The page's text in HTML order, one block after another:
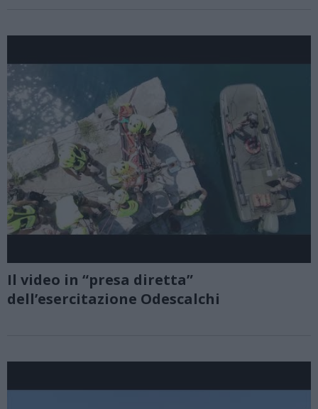
Il video in “presa diretta”
dell’esercitazione Odescalchi